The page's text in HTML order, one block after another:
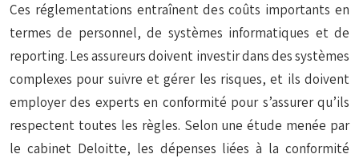
Ces réglementations entraînent des coûts importants en
termes de personnel, de systèmes informatiques et de
reporting. Les assureurs doivent investir dans des systèmes
complexes pour suivre et gérer les risques, et ils doivent
employer des experts en conformité pour s’assurer qu’ils
respectent toutes les règles. Selon une étude menée par
le cabinet Deloitte, les dépenses liées à la conformité